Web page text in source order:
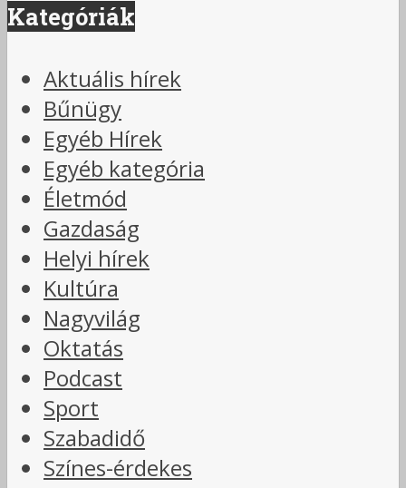
Kategóriák
Aktuális hírek
Bűnügy
Egyéb Hírek
Egyéb kategória
Életmód
Gazdaság
Helyi hírek
Kultúra
Nagyvilág
Oktatás
Podcast
Sport
Szabadidő
Színes-érdekes